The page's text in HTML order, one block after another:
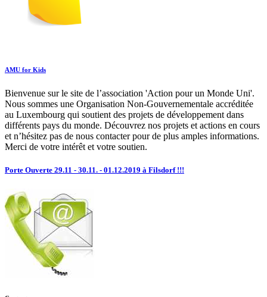
AMU for Kids
Bienvenue sur le site de l’association 'Action pour un Monde Uni'.
Nous sommes une Organisation Non-Gouvernementale accréditée
au Luxembourg qui soutient des projets de développement dans
différents pays du monde. Découvrez nos projets et actions en cours
et n’hésitez pas de nous contacter pour de plus amples informations.
Merci de votre intérêt et votre soutien.
Porte Ouverte 29.11 - 30.11. - 01.12.2019 à Filsdorf !!!